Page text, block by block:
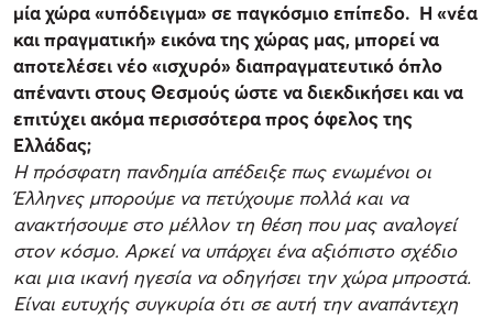
μία χώρα «υπόδειγμα» σε παγκόσμιο επίπεδο. Η «νέα
και πραγματική» εικόνα της χώρας μας, μπορεί να
αποτελέσει νέο «ισχυρό» διαπραγματευτικό όπλο
απέναντι στους Θεσμούς ώστε να διεκδικήσει και να
επιτύχει ακόμα περισσότερα προς όφελος της
Ελλάδας;
Η πρόσφατη πανδημία απέδειξε πως ενωμένοι οι
Έλληνες μπορούμε να πετύχουμε πολλά και να
ανακτήσουμε στο μέλλον τη θέση που μας αναλογεί
στον κόσμο. Αρκεί να υπάρχει ένα αξιόπιστο σχέδιο
και μια ικανή ηγεσία να οδηγήσει την χώρα μπροστά.
Είναι ευτυχής συγκυρία ότι σε αυτή την αναπάντεχη